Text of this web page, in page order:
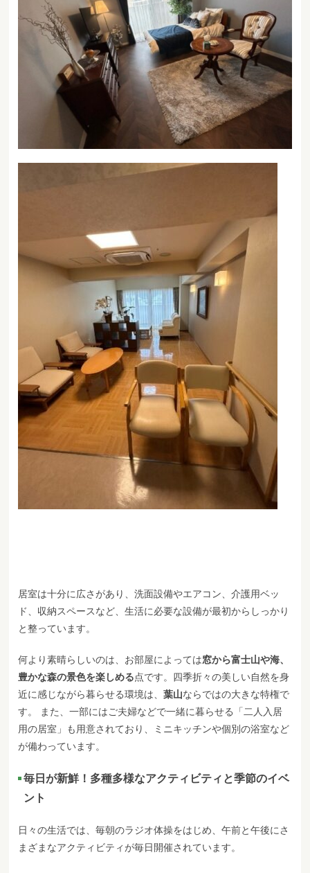
居室は十分に広さがあり、洗面設備やエアコン、介護用ベッ
ド、収納スペースなど、生活に必要な設備が最初からしっかり
と整っています。
何より素晴らしいのは、お部屋によっては窓から富士山や海、
豊かな森の景色を楽しめる点です。四季折々の美しい自然を身
近に感じながら暮らせる環境は、葉山ならではの大きな特権で
す。 また、一部にはご夫婦などで一緒に暮らせる「二人入居
用の居室」も用意されており、ミニキッチンや個別の浴室など
が備わっています。
毎日が新鮮！多種多様なアクティビティと季節のイベ
ント
日々の生活では、毎朝のラジオ体操をはじめ、午前と午後にさ
まざまなアクティビティが毎日開催されています。